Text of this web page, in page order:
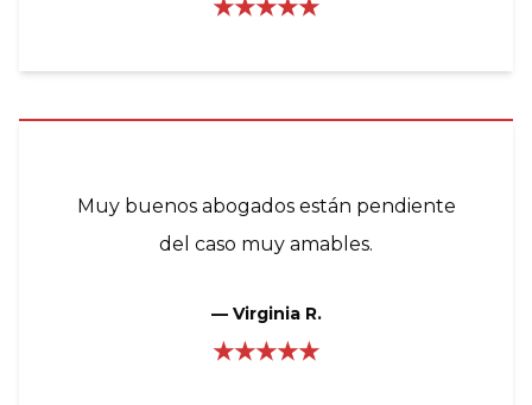
★★★★★
Muy buenos abogados están pendiente
del caso muy amables.
— Virginia R.
★★★★★